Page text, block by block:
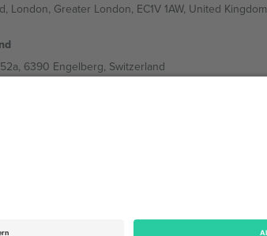
London, Greater London, EC1V 1AW, United Kingdom
6390 Engelberg, Switzerland
Rechte vorbehalten.